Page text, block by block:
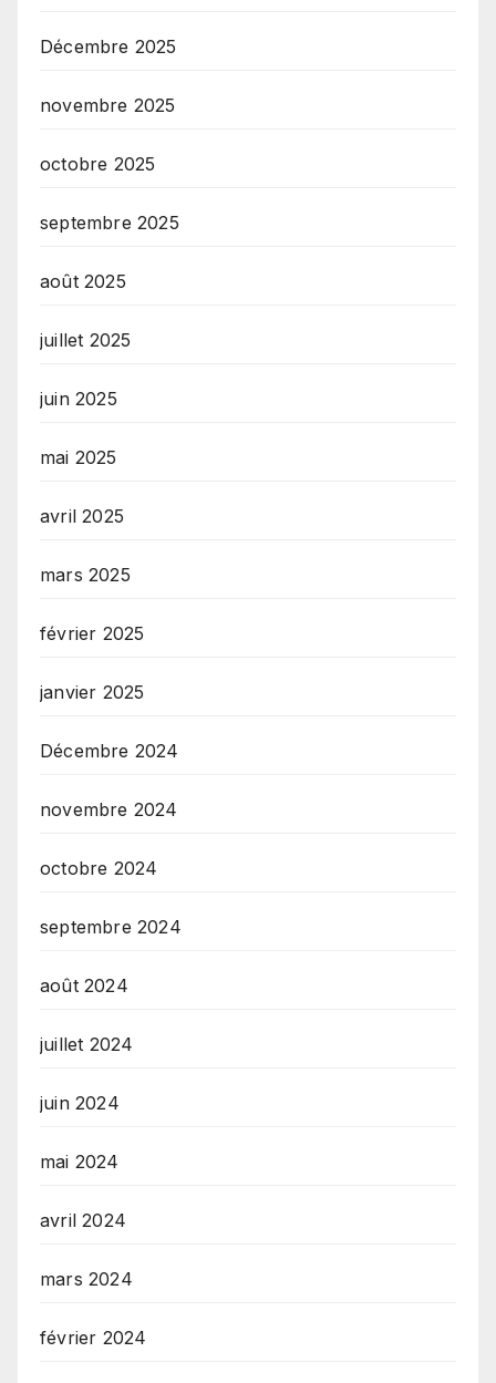
Décembre 2025
novembre 2025
octobre 2025
septembre 2025
août 2025
juillet 2025
juin 2025
mai 2025
avril 2025
mars 2025
février 2025
janvier 2025
Décembre 2024
novembre 2024
octobre 2024
septembre 2024
août 2024
juillet 2024
juin 2024
mai 2024
avril 2024
mars 2024
février 2024